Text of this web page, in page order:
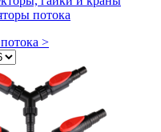
потока
>